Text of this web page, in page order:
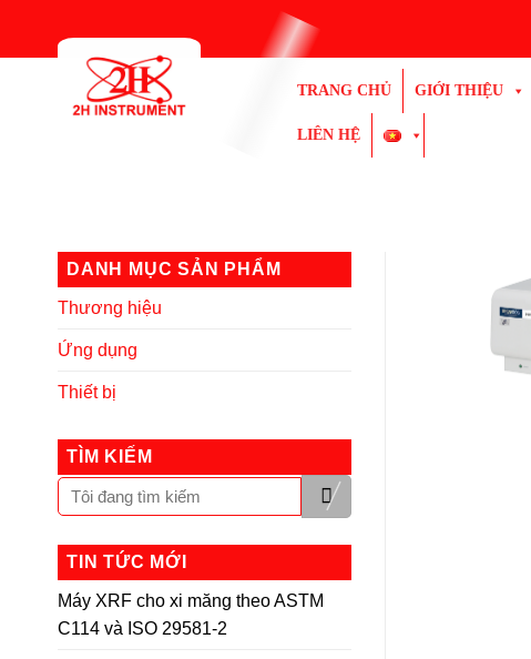
TRANG CHỦ GIỚI THIỆU
LIÊN HỆ
DANH MỤC SẢN PHẨM
Thương hiệu
Ứng dụng
Thiết bị
TÌM KIẾM
TIN TỨC MỚI
Máy XRF cho xi măng theo ASTM
C114 và ISO 29581-2